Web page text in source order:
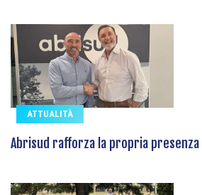
ATTUALITÀ
Abrisud rafforza la propria presenza